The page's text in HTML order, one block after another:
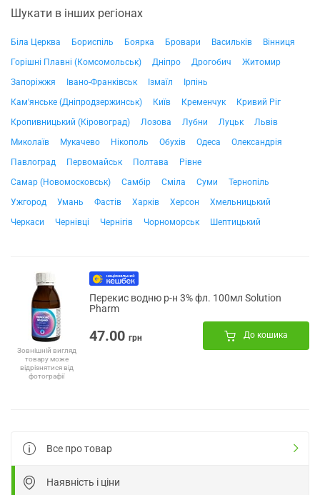
Шукати в інших регіонах
Біла Церква Бориспіль Боярка Бровари Васильків
Вінниця
Горішні Плавні (Комсомольськ)
Дніпро Дрогобич
Житомир
Запоріжжя
Івано-Франківськ Ізмаїл
Ірпінь
Кам'янське (Дніпродзержинськ)
Київ Кременчук
Кривий Ріг
Кропивницький (Кіровоград)
Лозова Лубни Луцьк
Львів
Миколаїв
Мукачево Нікополь Обухів Одеса
Олександрія
Павлоград
Первомайськ Полтава
Рівне
Самар (Новомосковськ)
Самбір Сміла Суми
Тернопіль
Ужгород
Умань Фастів Харків Херсон
Хмельницький
Черкаси
Чернівці Чернігів Чорноморськ Шептицький
Зовнішній вигляд
товару може
відрізнятися від
фотографії
Перекис водню р-н 3% фл. 100мл Solution
Pharm
47.00 грн До кошика
Все про товар
Наявність і ціни